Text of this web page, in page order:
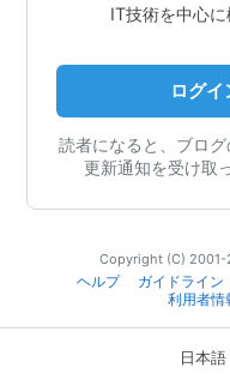
IT技術を中心
ログ
読者になると、ブログ
更新通知を受け取
Copyright (C) 2001-
ヘルプ
ガイドライン
利用者情
日本語